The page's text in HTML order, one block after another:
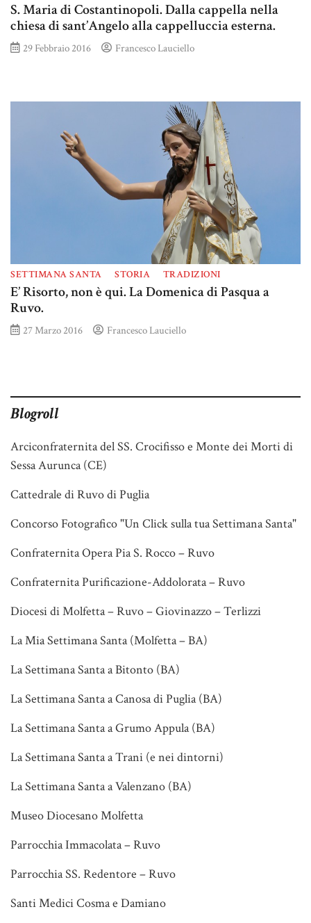
S. Maria di Costantinopoli. Dalla cappella nella
chiesa di sant’Angelo alla cappelluccia esterna.
29 Febbraio 2016 Francesco Lauciello
SETTIMANA SANTA STORIA TRADIZIONI
E’ Risorto, non è qui. La Domenica di Pasqua a
Ruvo.
27 Marzo 2016 Francesco Lauciello
Blogroll
Arciconfraternita del SS. Crocifisso e Monte dei Morti di
Sessa Aurunca (CE)
Cattedrale di Ruvo di Puglia
Concorso Fotografico "Un Click sulla tua Settimana Santa"
Confraternita Opera Pia S. Rocco – Ruvo
Confraternita Purificazione-Addolorata – Ruvo
Diocesi di Molfetta – Ruvo – Giovinazzo – Terlizzi
La Mia Settimana Santa (Molfetta – BA)
La Settimana Santa a Bitonto (BA)
La Settimana Santa a Canosa di Puglia (BA)
La Settimana Santa a Grumo Appula (BA)
La Settimana Santa a Trani (e nei dintorni)
La Settimana Santa a Valenzano (BA)
Museo Diocesano Molfetta
Parrocchia Immacolata – Ruvo
Parrocchia SS. Redentore – Ruvo
Santi Medici Cosma e Damiano